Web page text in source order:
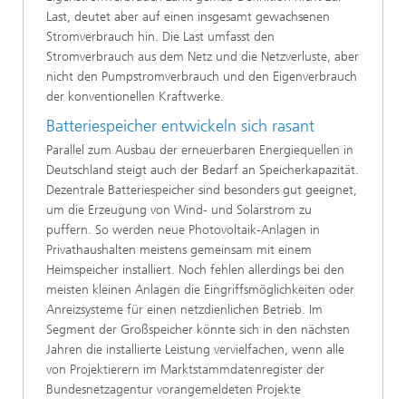
Last, deutet aber auf einen insgesamt gewachsenen
Stromverbrauch hin. Die Last umfasst den
Stromverbrauch aus dem Netz und die Netzverluste, aber
nicht den Pumpstromverbrauch und den Eigenverbrauch
der konventionellen Kraftwerke.
Batteriespeicher entwickeln sich rasant
Parallel zum Ausbau der erneuerbaren Energiequellen in
Deutschland steigt auch der Bedarf an Speicherkapazität.
Dezentrale Batteriespeicher sind besonders gut geeignet,
um die Erzeugung von Wind- und Solarstrom zu
puffern. So werden neue Photovoltaik-Anlagen in
Privathaushalten meistens gemeinsam mit einem
Heimspeicher installiert. Noch fehlen allerdings bei den
meisten kleinen Anlagen die Eingriffsmöglichkeiten oder
Anreizsysteme für einen netzdienlichen Betrieb. Im
Segment der Großspeicher könnte sich in den nächsten
Jahren die installierte Leistung vervielfachen, wenn alle
von Projektierern im Marktstammdatenregister der
Bundesnetzagentur vorangemeldeten Projekte